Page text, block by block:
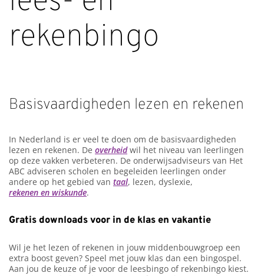
rekenbingo
Basisvaardigheden lezen en rekenen
In Nederland is er veel te doen om de basisvaardigheden
lezen en rekenen. De overheidwil het niveau van leerlingen
op deze vakken verbeteren. De onderwijsadviseurs van Het
ABC adviseren scholen en begeleiden leerlingen onder
andere op het gebied van taal, lezen, dyslexie,
rekenen en wiskunde.
Gratis downloads voor in de klas en vakantie
Wil je het lezen of rekenen in jouw middenbouwgroep een
extra boost geven? Speel met jouw klas dan een bingospel.
Aan jou de keuze of je voor de leesbingo of rekenbingo kiest.